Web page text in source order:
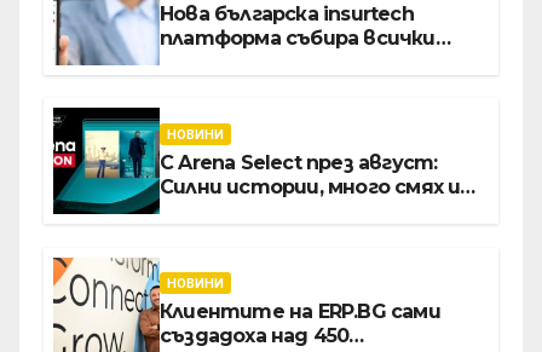
Нова българска insurtech
платформа събира всички
НОВИНИ
С Arena Select през август:
Силни истории, много смях и
НОВИНИ
Клиентите на ERP.BG сами
създадоха над 450